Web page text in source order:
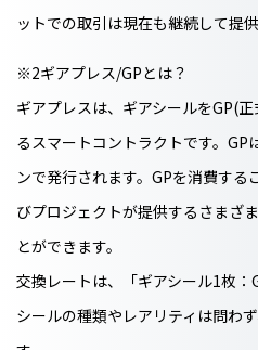
ットでの取引は現在も継続して提
※2ギアプレス/GPとは？
ギアプレスは、ギアシールをGP(
るスマートコントラクトです。GP
ンで発行されます。GPを消費する
びプロジェクトが提供するさまざ
とができます。
交換レートは、「ギアシール1枚
シールの種類やレアリティは問わ